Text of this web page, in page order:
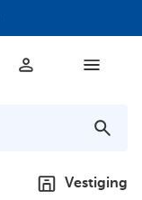
Vestiging